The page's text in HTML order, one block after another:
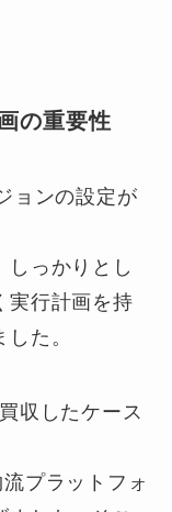
の重要性
ョンの設定が
しっかりとし
実行計画を持
た。
収したケース
プラットフォ